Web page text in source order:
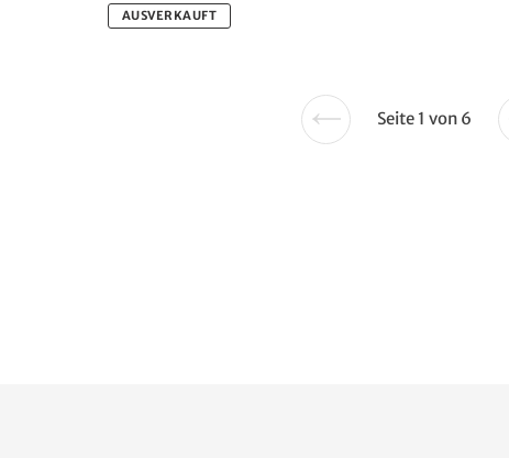
AUSVERKAUFT
VorherigeSeite 1 von 6